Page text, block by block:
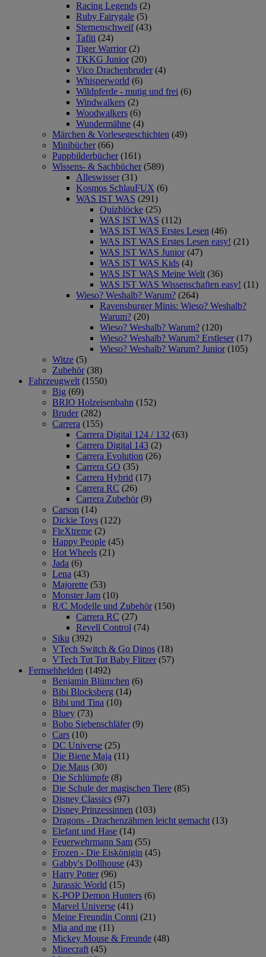
Racing Legends (2)
Ruby Fairygale (5)
Sternenschweif (43)
Tafiti (24)
Tiger Warrior (2)
TKKG Junior (20)
Vico Drachenbruder (4)
Whisperworld (6)
Wildpferde - mutig und frei (6)
Windwalkers (2)
Woodwalkers (6)
Wundermähne (4)
Märchen & Vorlesegeschichten (49)
Minibücher (66)
Pappbilderbücher (161)
Wissens- & Sachbücher (589)
Alleswisser (31)
Kosmos SchlauFUX (6)
WAS IST WAS (291)
Quizblöcke (25)
WAS IST WAS (112)
WAS IST WAS Erstes Lesen (46)
WAS IST WAS Erstes Lesen easy! (21)
WAS IST WAS Junior (47)
WAS IST WAS Kids (4)
WAS IST WAS Meine Welt (36)
WAS IST WAS Wissenschaften easy! (11)
Wieso? Weshalb? Warum? (264)
Ravensburger Minis: Wieso? Weshalb?
Warum? (20)
Wieso? Weshalb? Warum? (120)
Wieso? Weshalb? Warum? Erstleser (17)
Wieso? Weshalb? Warum? Junior (105)
Witze (5)
Zubehör (38)
Fahrzeugwelt (1550)
Big (69)
BRIO Holzeisenbahn (152)
Bruder (282)
Carrera (155)
Carrera Digital 124 / 132 (63)
Carrera Digital 143 (2)
Carrera Evolution (26)
Carrera GO (35)
Carrera Hybrid (17)
Carrera RC (26)
Carrera Zubehör (9)
Carson (14)
Dickie Toys (122)
FleXtreme (2)
Happy People (45)
Hot Wheels (21)
Jada (6)
Lena (43)
Majorette (53)
Monster Jam (10)
R/C Modelle und Zubehör (150)
Carrera RC (27)
Revell Control (74)
Siku (392)
VTech Switch & Go Dinos (18)
VTech Tut Tut Baby Flitzer (57)
Fernsehhelden (1492)
Benjamin Blümchen (6)
Bibi Blocksberg (14)
Bibi und Tina (10)
Bluey (73)
Bobo Siebenschläfer (9)
Cars (10)
DC Universe (25)
Die Biene Maja (11)
Die Maus (30)
Die Schlümpfe (8)
Die Schule der magischen Tiere (85)
Disney Classics (97)
Disney Prinzessinnen (103)
Dragons - Drachenzähmen leicht gemacht (13)
Elefant und Hase (14)
Feuerwehrmann Sam (55)
Frozen - Die Eiskönigin (45)
Gabby's Dollhouse (43)
Harry Potter (96)
Jurassic World (15)
K-POP Demon Hunters (6)
Marvel Universe (41)
Meine Freundin Conni (21)
Mia and me (11)
Mickey Mouse & Freunde (48)
Minecraft (45)